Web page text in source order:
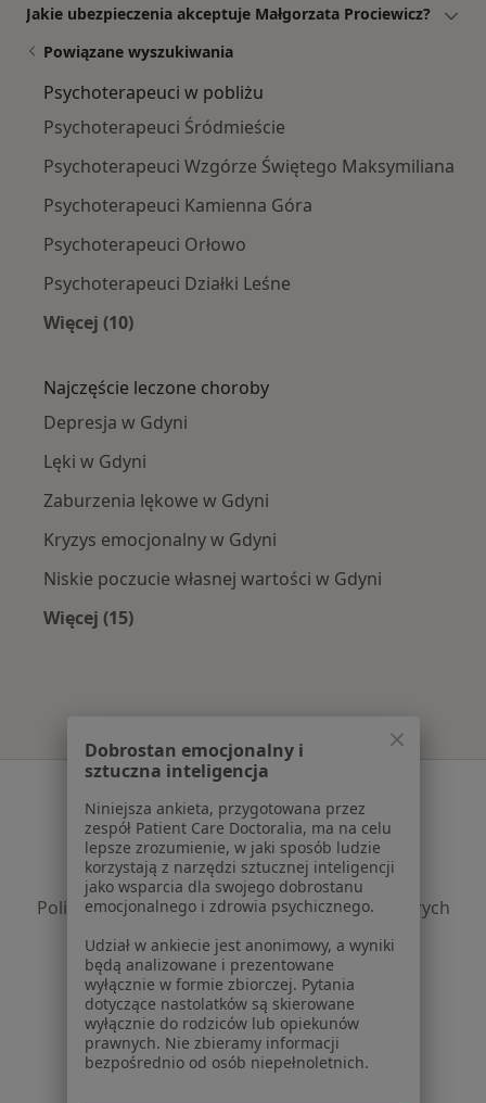
Jakie ubezpieczenia akceptuje Małgorzata Prociewicz?
Powiązane wyszukiwania
Psychoterapeuci w pobliżu
Psychoterapeuci Śródmieście
Psychoterapeuci Wzgórze Świętego Maksymiliana
Psychoterapeuci Kamienna Góra
Psychoterapeuci Orłowo
Psychoterapeuci Działki Leśne
Więcej (10)
Najczęście leczone choroby
Depresja w Gdyni
Lęki w Gdyni
Zaburzenia lękowe w Gdyni
Kryzys emocjonalny w Gdyni
Niskie poczucie własnej wartości w Gdyni
Więcej (15)
Serwis
Regulamin
Polityka prywatności pacjentów
Polityka prywatności profesjonalistów
Polityka prywatności dla profesjonalistów, których
dane pozyskaliśmy samodzielnie
Polityka cookies
Jak działają wyniki wyszukiwania
Dostępność
O nas
Praca Rekrutujemy!
Dobrostan emocjonalny i
sztuczna inteligencja
Niniejsza ankieta, przygotowana przez
zespół Patient Care Doctoralia, ma na celu
lepsze zrozumienie, w jaki sposób ludzie
korzystają z narzędzi sztucznej inteligencji
jako wsparcia dla swojego dobrostanu
emocjonalnego i zdrowia psychicznego.
Udział w ankiecie jest anonimowy, a wyniki
będą analizowane i prezentowane
wyłącznie w formie zbiorczej. Pytania
dotyczące nastolatków są skierowane
wyłącznie do rodziców lub opiekunów
prawnych. Nie zbieramy informacji
bezpośrednio od osób niepełnoletnich.